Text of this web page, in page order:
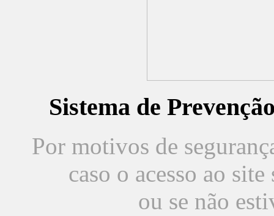
Sistema de
Por motivos de
caso o acesso ao
ou se não